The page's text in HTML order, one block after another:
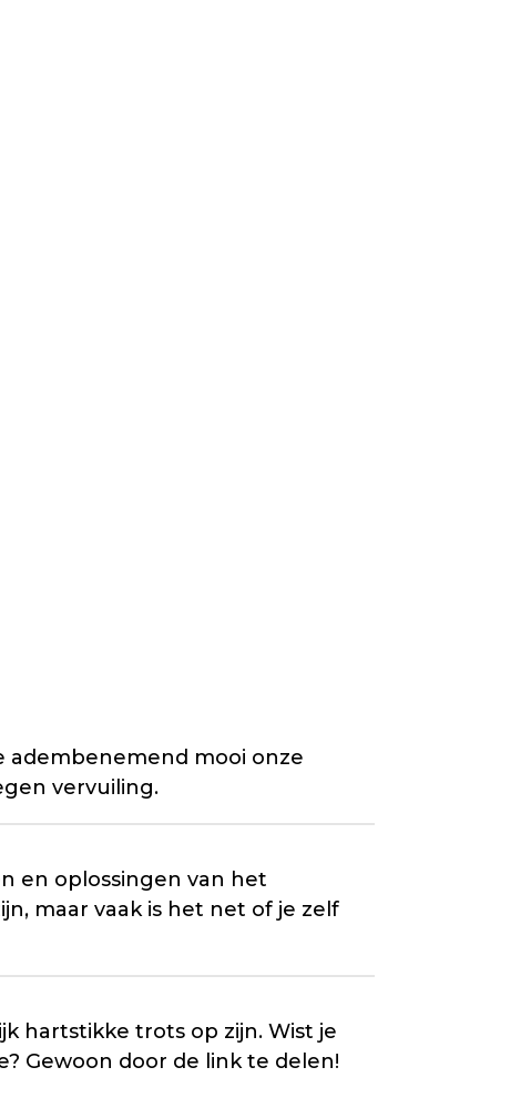
adembenemend mooi onze
vervuiling.
en oplossingen van het
maar vaak is het net of je zelf
hartstikke trots op zijn. Wist je
Gewoon door de link te delen!